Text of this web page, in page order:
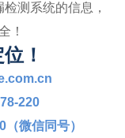
测系统的信息，
！
！
220
微信同号）